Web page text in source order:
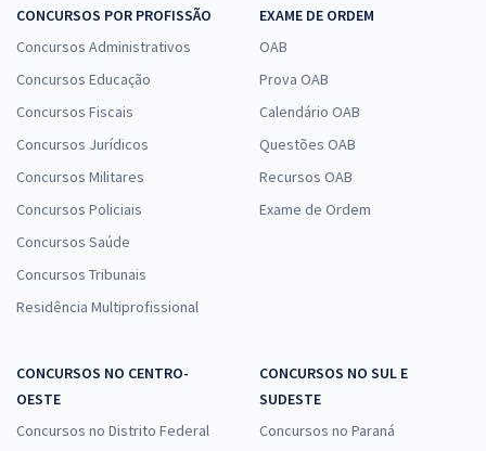
CONCURSOS POR PROFISSÃO
Concursos Administrativos
Concursos Educação
Concursos Fiscais
Concursos Jurídicos
Concursos Militares
Concursos Policiais
Concursos Saúde
Concursos Tribunais
Residência Multiprofissional
EXAME DE ORDEM
OAB
Prova OAB
Calendário OAB
Questões OAB
Recursos OAB
Exame de Ordem
CONCURSOS NO CENTRO-
OESTE
Concursos no Distrito Federal
CONCURSOS NO SUL E
SUDESTE
Concursos no Paraná